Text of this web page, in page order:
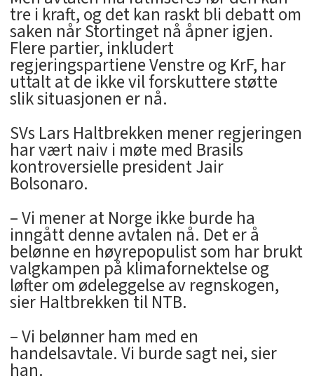
tre i kraft, og det kan raskt bli debatt om
saken når Stortinget nå åpner igjen.
Flere partier, inkludert
regjeringspartiene Venstre og KrF, har
uttalt at de ikke vil forskuttere støtte
slik situasjonen er nå.
SVs Lars Haltbrekken mener regjeringen
har vært naiv i møte med Brasils
kontroversielle president Jair
Bolsonaro.
– Vi mener at Norge ikke burde ha
inngått denne avtalen nå. Det er å
belønne en høyrepopulist som har brukt
valgkampen på klimafornektelse og
løfter om ødeleggelse av regnskogen,
sier Haltbrekken til NTB.
– Vi belønner ham med en
handelsavtale. Vi burde sagt nei, sier
han.